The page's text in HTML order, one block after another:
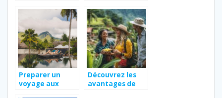
les vacances
de Grignan en
Drome
Provencale
Preparer un
voyage aux
Découvrez les
avantages de